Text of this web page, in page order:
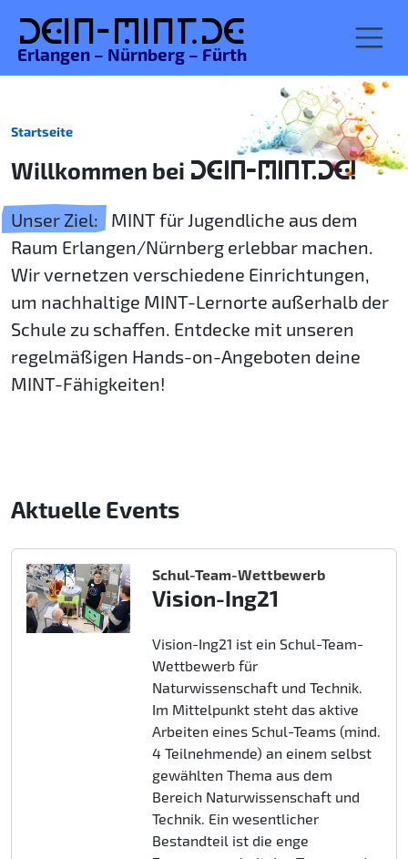
Dein-MINT.de
Erlangen – Nürnberg – Fürth
Startseite
Willkommen bei DEIN-MINT.DE!
Unser Ziel:
MINT für Jugendliche aus dem
Raum Erlangen/Nürnberg erlebbar machen.
Wir vernetzen verschiedene Einrichtungen,
um nachhaltige MINT-Lernorte außerhalb der
Schule zu schaffen. Entdecke mit unseren
regelmäßigen Hands-on-Angeboten deine
MINT-Fähigkeiten!
Aktuelle Events
Schul-Team-Wettbewerb
Vision-Ing21
Vision-Ing21 ist ein Schul-Team-
Wettbewerb für
Naturwissenschaft und Technik.
Im Mittelpunkt steht das aktive
Arbeiten eines Schul-Teams (mind.
4 Teilnehmende) an einem selbst
gewählten Thema aus dem
Bereich Naturwissenschaft und
Technik. Ein wesentlicher
Bestandteil ist die enge